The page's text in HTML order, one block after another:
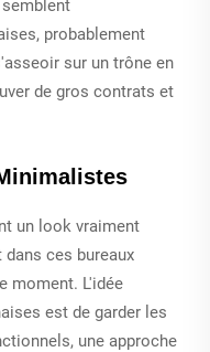
semblent
probablement
sur un trône en
de gros contrats et
un look vraiment
ces bureaux
moment. L'idée
est de garder les
une approche